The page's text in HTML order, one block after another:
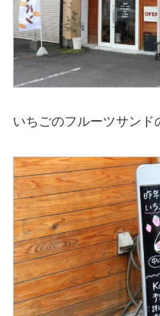
いちごのフルーツサンド